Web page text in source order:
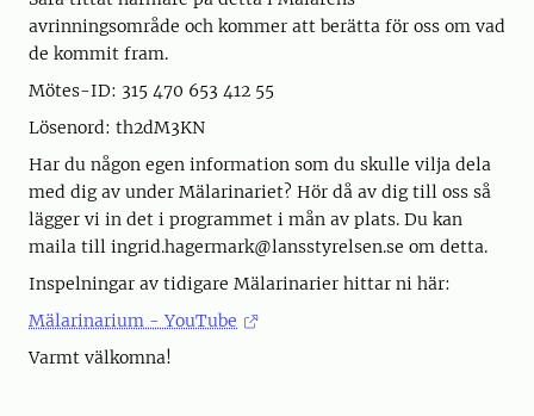
avrinningsområde och kommer att berätta för oss om vad
de kommit fram.
Mötes-ID: 315 470 653 412 55
Lösenord: th2dM3KN
Har du någon egen information som du skulle vilja dela
med dig av under Mälarinariet? Hör då av dig till oss så
lägger vi in det i programmet i mån av plats. Du kan
maila till ingrid.hagermark@lansstyrelsen.se om detta.
Inspelningar av tidigare Mälarinarier hittar ni här:
Mälarinarium - YouTube
Varmt välkomna!